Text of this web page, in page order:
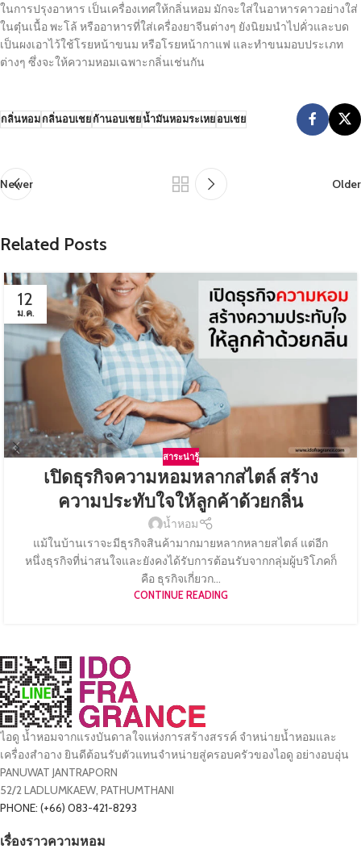
ในการปรุงอาหาร เป็นเครื่องเทศให้กลิ่นหอม มักจะใส่ในอาหารคาวอย่างใส่
ในตุ๋นเนื้อ พะโล้ หรืออาหารที่ใส่เครื่องยาจีนต่างๆ ยังนิยมนำไปคั่วและบด
เป็นผงเอาไว้ใช้โรยหน้าขนม หรือโรยหน้ากาแฟ และทำขนมอบประเภท
ต่างๆ ซึ่งจะให้ความหอมเฉพาะกลิ่นเช่นกัน
กลิ่นหอมกลิ่นอบเชยก้านอบเชยน้ำมันหอมระเหยอบเชย
Newer Older
Related Posts
12
ม.ค.
สาระน่ารู้
เปิดธุรกิจความหอมหลากสไตล์ สร้าง
ความประทับใจให้ลูกค้าด้วยกลิ่น
น้ำหอม
แม้ในบ้านเราจะมีธุรกิจสินค้ามากมายหลากหลายสไตล์ แต่อีก
หนึ่งธุรกิจที่น่าสนใจและยังคงได้รับการต้อนรับจากกลุ่มผู้บริโภคก็
คือ ธุรกิจเกี่ยวก...
CONTINUE READING
ไอดู น้ำหอมจากแรงบันดาลใจแห่งการสร้างสรรค์ จำหน่ายน้ำหอมและ
เครื่องสำอาง ยินดีต้อนรับตัวแทนจำหน่ายสู่ครอบครัวของไอดู อย่างอบอุ่น
PANUWAT JANTRAPORN
52/2 LADLUMKAEW, PATHUMTHANI
PHONE: (+66) 083-421-8293
เรื่องราวความหอม